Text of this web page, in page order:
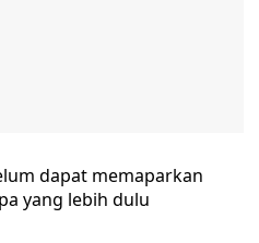
dapat memaparkan
yang lebih dulu